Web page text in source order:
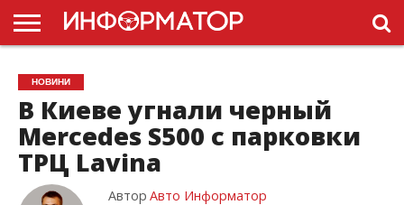
ГОЛОВНА
НОВИНИ
ПДР
УКРАЇНИ
РЕКЛАМА
ПРОЕКТЫ
НОВИНИ
В Киеве угнали черный
Mercedes S500 с парковки
ТРЦ Lavina
Автор Авто Информатор